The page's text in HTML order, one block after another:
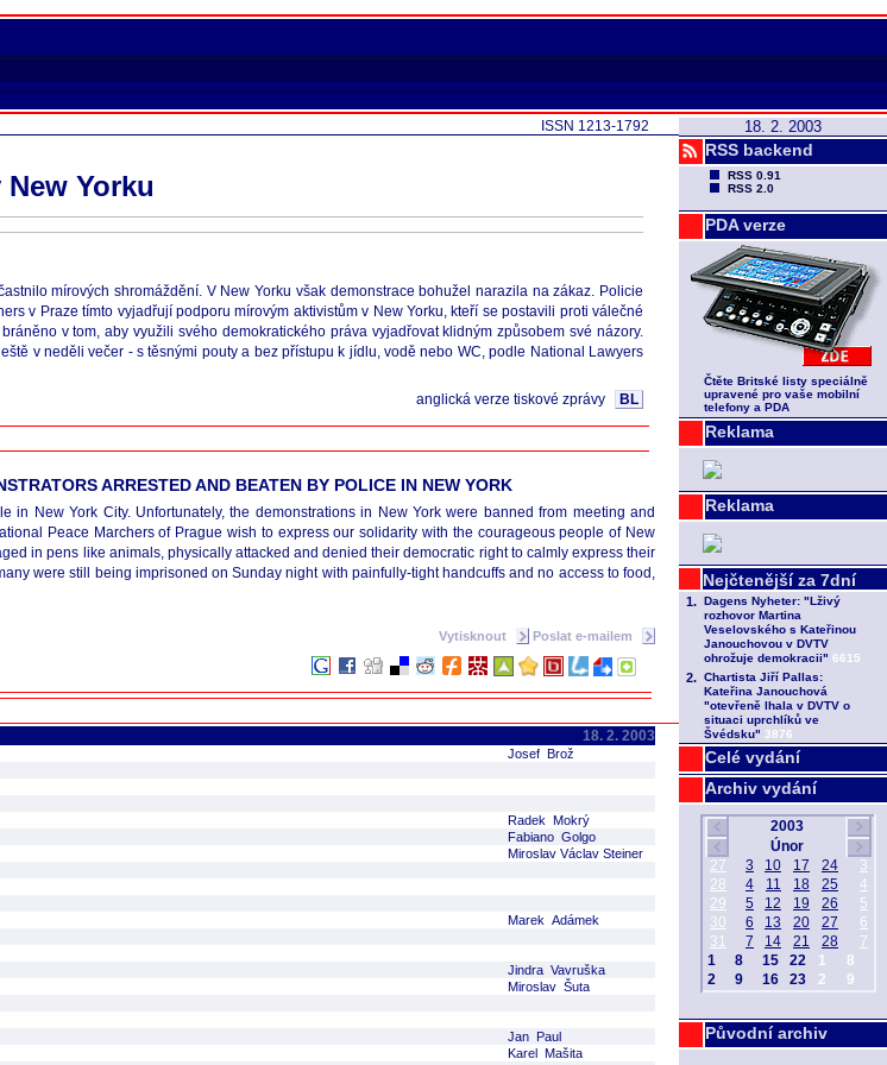
18. 2. 2003
RSS backend
RSS 0.91
RSS 2.0
PDA verze
Čtěte Britské listy speciálně
upravené pro vaše mobilní
telefony a PDA
Reklama
Reklama
Celé vydání
Archiv vydání
Původní archiv
ISSN 1213-1792
Yorku
mírových shromáždění. V New Yorku však demonstrace bohužel narazila na zákaz. Policie
v Praze tímto vyjadřují podporu mírovým aktivistům v New Yorku, kteří se postavili proti válečné
v tom, aby využili svého demokratického práva vyjadřovat klidným způsobem své názory.
v neděli večer - s těsnými pouty a bez přístupu k jídlu, vodě nebo WC, podle National Lawyers
anglická verze tiskové zprávy
BL
ARRESTED AND BEATEN BY POLICE IN NEW YORK
New York City. Unfortunately, the demonstrations in New York were banned from meeting and
Peace Marchers of Prague wish to express our solidarity with the courageous people of New
in pens like animals, physically attacked and denied their democratic right to calmly express their
were still being imprisoned on Sunday night with painfully-tight handcuffs and no access to food,
Vytisknout Poslat e-mailem
18. 2. 2003
Josef Brož
Radek Mokrý
Fabiano Golgo
Miroslav Václav Steiner
Marek Adámek
Jindra Vavruška
Miroslav Šuta
Jan Paul
Karel Mašita